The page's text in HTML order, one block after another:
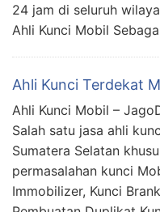
24 jam di seluruh
Ahli Kunci Mobil
Ahli Kunci Terdekat
Ahli Kunci Mobil –
Salah satu jasa ahli
Sumatera Selatan
permasalahan kunci
Immobilizer, Kunci